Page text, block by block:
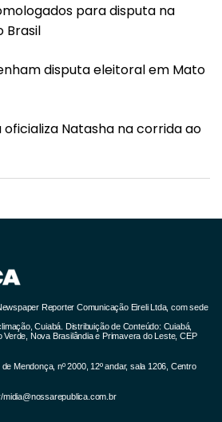
entre outros. A
das doses recebidas pelo
a Secretaria de Saúde da
de Tangará da Serra
e transparência,
data de nascimento de
onde é possível
sobre as doses
e os grupos prioritários
Alta Floresta, Alto Boa
Garças, Campo Verde,
para disputa na
Brasil
disputa eleitoral em Mato
Natasha na corrida ao
Reporter Comunicação Eireli Ltda, com sede
Cuiabá. Distribuição de Conteúdo: Cuiabá,
Nova Brasilândia e Primavera do Leste, CEP
Mendonça, nº 2000, 12º andar, sala 1206, Centro
/midia@nossarepublica.com.br